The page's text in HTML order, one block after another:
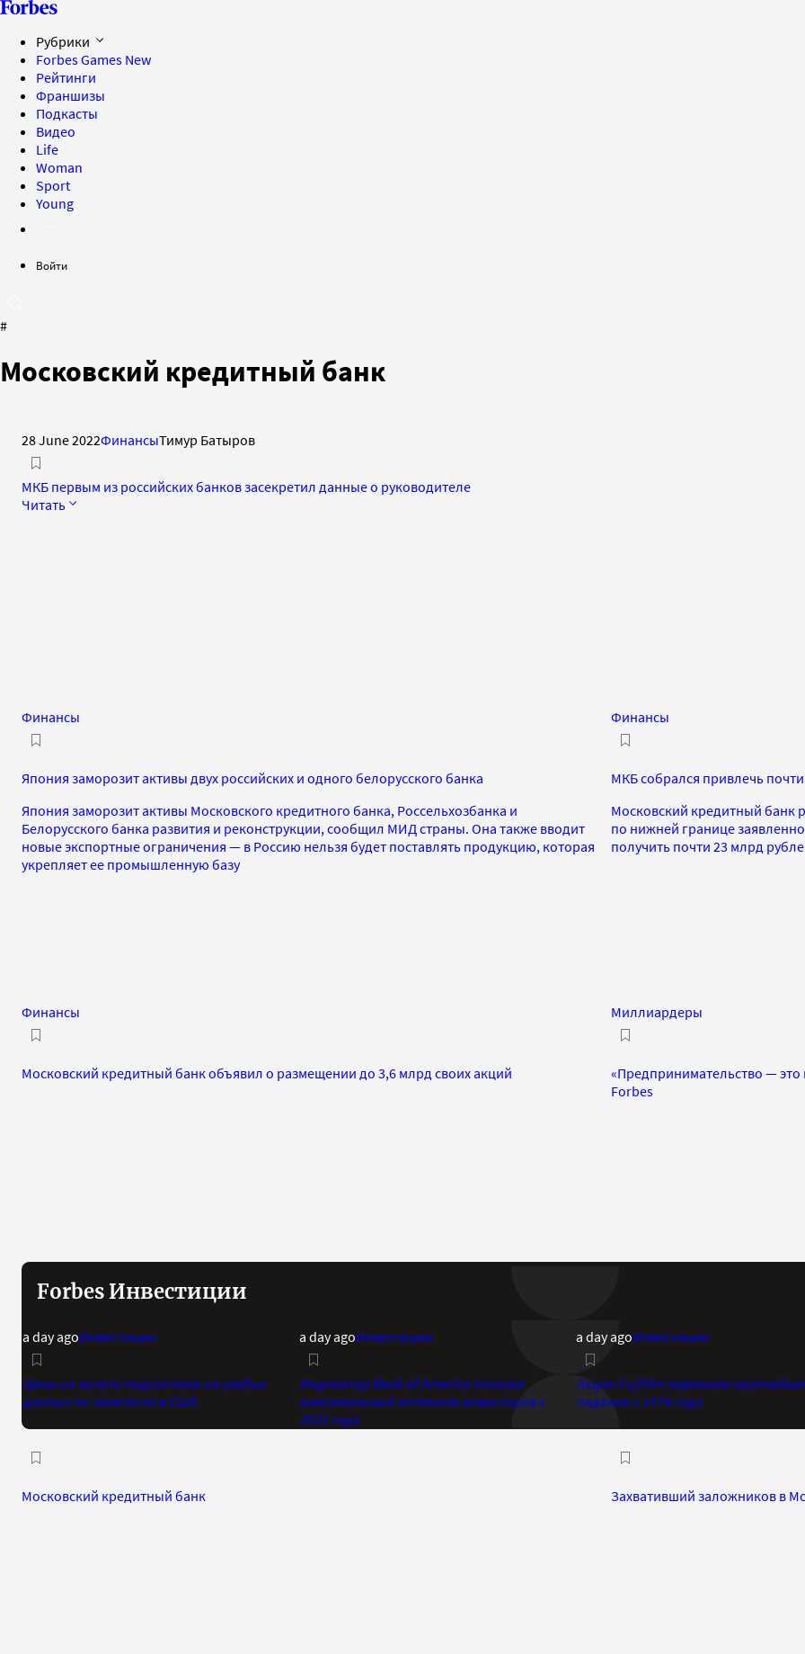
Рубрики
Forbes Games New
Рейтинги
Франшизы
Подкасты
Видео
Life
Woman
Sport
Young
Войти
#
Московский кредитный банк
28 June 2022ФинансыТимур Батыров
МКБ первым из российских банков засекретил данные о руководителе
Читать
Финансы
Япония заморозит активы двух российских и одного белорусского банка
Япония заморозит активы Московского кредитного банка, Россельхозбанка и
Белорусского банка развития и реконструкции, сообщил МИД страны. Она также вводит
новые экспортные ограничения — в Россию нельзя будет поставлять продукцию, которая
укрепляет ее промышленную базу
Финансы
МКБ собрался привлечь
Московский кредитный банк
по нижней границе
получить почти 23 млрд
Финансы
Московский кредитный банк объявил о размещении до 3,6 млрд своих акций
Миллиардеры
«Предпринимательство —
Forbes
Forbes Инвестиции
a day agoИнвестиции
Цены на золото подскочили на слабых
данных по занятости в США
a day agoИнвестиции
Индикатор Bank of America показал
максимальный оптимизм инвесторов с
2021 года
a day agoИнвестиции
Акции Fujifilm пережили
падение с 1974 года
Московский кредитный банк Захвативший заложников в